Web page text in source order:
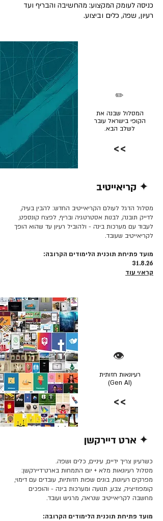
כניסה לעומק המקצוע: מהחשיבה והבריף ועד
רעיון, שפה, כלים וביצוע.
המסלול שבנה את
הקופי בישראל עובר
לשלב הבא.
✏️
>>
✦ קריאייטיב
מסלול הדגל לעולם הקריאייטיב החדש: להבין בעיה,
לדייק תובנה, לבנות אסטרטגיה ובריף, לפצח קונספט,
לעבוד עם מערכות בינה - ולהוביל רעיון עד שהוא הופך
לקריאייטיב שעובד.
מועד פתיחת תוכנית הלימודים הקרובה:
31.8.26
קרא/י עוד
👁️
רעיונאות חזותית
(Gen AI)
>>
✦ ארט דיירקשן
כשרעיון צריך ידיים, עיניים, כלים ושפה.
מסלול רעיונאות מלא + יום התמחות בארט־דיירקשן:
מפרקים רעיונות, בונים שפות חזותיות, עובדים עם דימוי,
קומפוזיציה, צבע, תנועה ומערכות בינה - והופכים
מחשבה לקריאייטיב שנראה, מרגיש ועובד.
מועד פתיחת תוכנית הלימודים הקרובה: